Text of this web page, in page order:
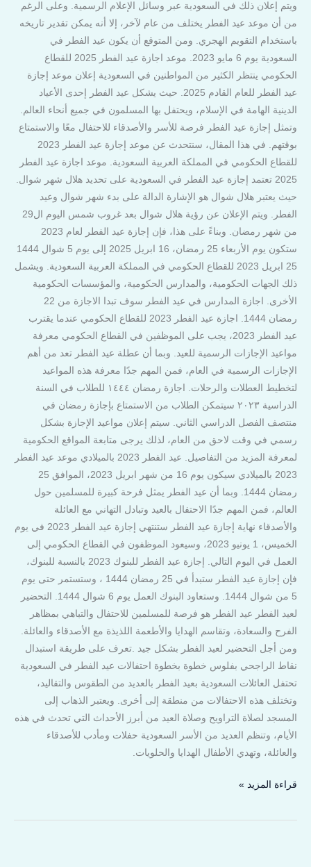
ويتم إعلان ذلك في السعودية عبر وسائل الإعلام الرسمية. وعلى الرغم
من أن موعد عيد الفطر يختلف من عام لآخر، إلا أنه يمكن تقدير تاريخه
باستخدام التقويم الهجري. ومن المتوقع أن يكون عيد الفطر في
السعودية يوم 6 مايو 2023. موعد اجازة عيد الفطر 2025 للقطاع
الحكومي ينتظر الكثير من المواطنين في السعودية إعلان موعد إجازة
عيد الفطر للعام القادم 2025. حيث يشكل عيد الفطر إحدى الأعياد
الدينية الهامة في الإسلام، ويحتفل بها المسلمون في جميع أنحاء العالم.
وتمثل إجازة عيد الفطر فرصة للأسر والأصدقاء للاحتفال معًا والاستمتاع
بوقتهم. في هذا المقال، سنتحدث عن موعد إجازة عيد الفطر 2023
للقطاع الحكومي في المملكة العربية السعودية. موعد اجازة عيد الفطر
2025 تعتمد إجازة عيد الفطر في السعودية على تحديد هلال شهر شوال.
حيث يعتبر هلال شوال هو الإشارة الدالة على بدء شهر شوال وعيد
الفطر. ويتم الإعلان عن رؤية هلال شوال بعد غروب شمس اليوم ال29
من شهر رمضان. وبناءً على هذا، فإن إجازة عيد الفطر لعام 2023
ستكون يوم الأربعاء 25 رمضان، 16 ابريل 2025 إلى يوم 5 شوال 1444
25 ابريل 2023 للقطاع الحكومي في المملكة العربية السعودية. ويشمل
ذلك الجهات الحكومية، والمدارس الحكومية، والمؤسسات الحكومية
الأخرى. اجازة المدارس في عيد الفطر سوف تبدا الاجازة من 22
رمضان 1444. اجازة عيد الفطر 2023 للقطاع الحكومي عندما يقترب
عيد الفطر 2023، يجب على الموظفين في القطاع الحكومي معرفة
مواعيد الإجازات الرسمية للعيد. وبما أن عطلة عيد الفطر تعد من أهم
الإجازات الرسمية في العام، فمن المهم جدًا معرفة هذه المواعيد
لتخطيط العطلات والرحلات. اجازة رمضان ١٤٤٤ للطلاب في السنة
الدراسية ٢٠٢٣ سيتمكن الطلاب من الاستمتاع بإجازة رمضان في
منتصف الفصل الدراسي الثاني. سيتم إعلان مواعيد الإجازة بشكل
رسمي في وقت لاحق من العام، لذلك يرجى متابعة المواقع الحكومية
لمعرفة المزيد من التفاصيل. عيد الفطر 2023 بالميلادي موعد عيد الفطر
2023 بالميلادي سيكون يوم 16 من شهر ابريل 2023، الموافق 25
رمضان 1444. وبما أن عيد الفطر يمثل فرحة كبيرة للمسلمين حول
العالم، فمن المهم جدًا الاحتفال بالعيد وتبادل التهاني مع العائلة
والأصدقاء نهاية إجازة عيد الفطر ستنتهي إجازة عيد الفطر 2023 في يوم
الخميس، 1 يونيو 2023، وسيعود الموظفون في القطاع الحكومي إلى
العمل في اليوم التالي. إجازة عيد الفطر للبنوك 2023 بالنسبة للبنوك،
فإن إجازة عيد الفطر ستبدأ في 25 رمضان 1444 ، وستستمر حتى يوم
5 من شوال 1444. وستعاود البنوك العمل يوم 6 شوال 1444. التحضير
لعيد الفطر عيد الفطر هو فرصة للمسلمين للاحتفال والتباهي بمظاهر
الفرح والسعادة، وتقاسم الهدايا والأطعمة اللذيذة مع الأصدقاء والعائلة.
ومن أجل التحضير لعيد الفطر بشكل جيد .تعرف على طريقة استبدال
نقاط الراجحي بفلوس خطوة بخطوة احتفالات عيد الفطر في السعودية
تحتفل العائلات السعودية بعيد الفطر بالعديد من الطقوس والتقاليد،
وتختلف هذه الاحتفالات من منطقة إلى أخرى. ويعتبر الذهاب إلى
المسجد لصلاة التراويح وصلاة العيد من أبرز الأحداث التي تحدث في هذه
الأيام، وتنظم العديد من الأسر السعودية حفلات ومأدب للأصدقاء
والعائلة، وتهدي الأطفال الهدايا والحلويات.
قراءة المزيد »